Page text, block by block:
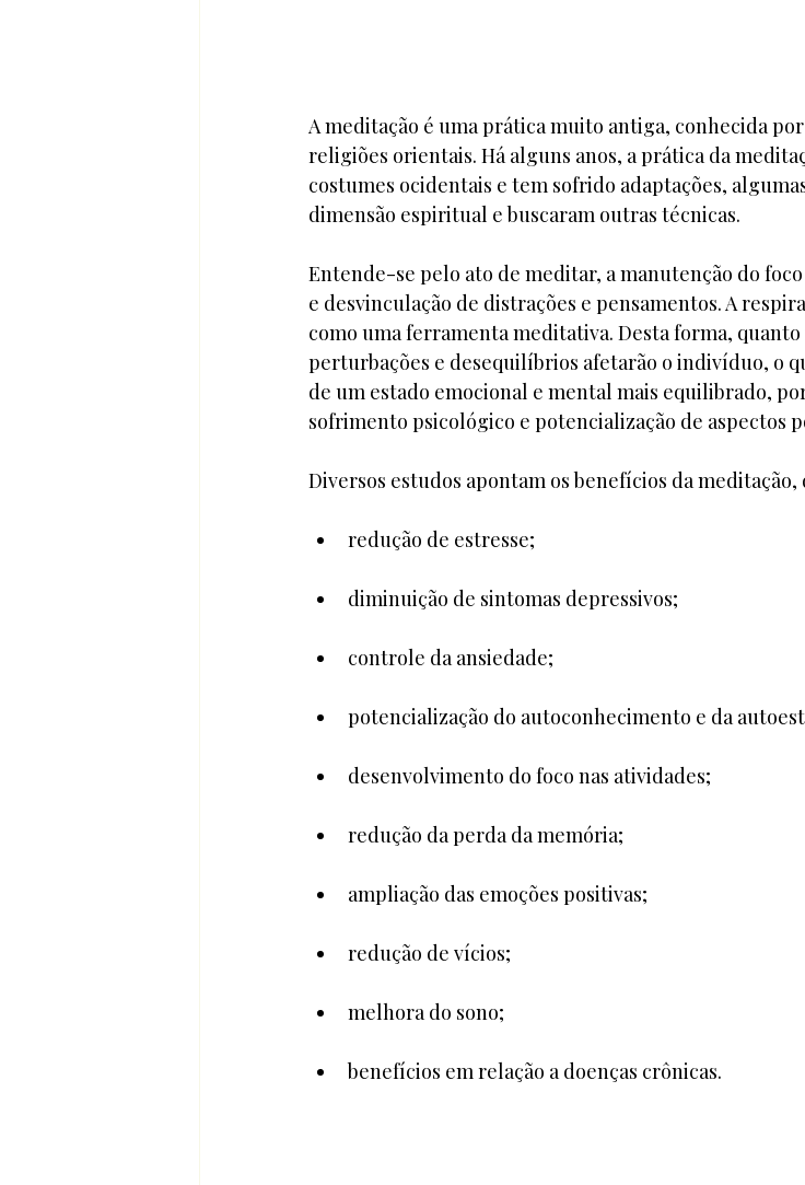
A meditação é uma prática muito antiga, conhecida
religiões orientais. Há alguns anos, a prática da
costumes ocidentais e tem sofrido adaptações,
dimensão espiritual e buscaram outras técnicas.
Entende-se pelo ato de meditar, a manutenção do
e desvinculação de distrações e pensamentos. A
como uma ferramenta meditativa. Desta forma, quanto
perturbações e desequilíbrios afetarão o indivíduo, o
de um estado emocional e mental mais equilibrado,
sofrimento psicológico e potencialização de aspectos
Diversos estudos apontam os benefícios da
redução de estresse;
diminuição de sintomas depressivos;
controle da ansiedade;
potencialização do autoconhecimento e da
desenvolvimento do foco nas atividades;
redução da perda da memória;
ampliação das emoções positivas;
redução de vícios;
melhora do sono;
benefícios em relação a doenças crônicas.